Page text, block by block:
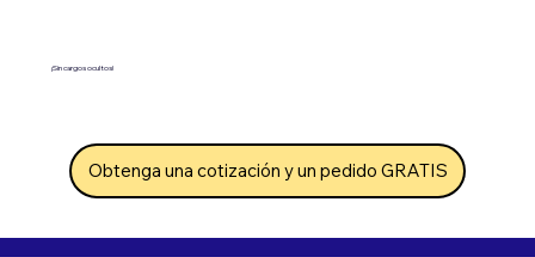
¡Sin cargos ocultos!
Obtenga una cotización y un pedido GRATIS